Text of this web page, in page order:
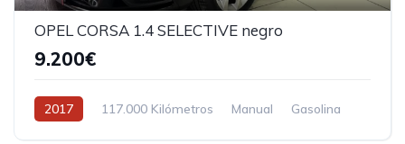
OPEL CORSA 1.4 SELECTIVE negro
9.200€
2017 117.000 Kilómetros Manual
Gasolina